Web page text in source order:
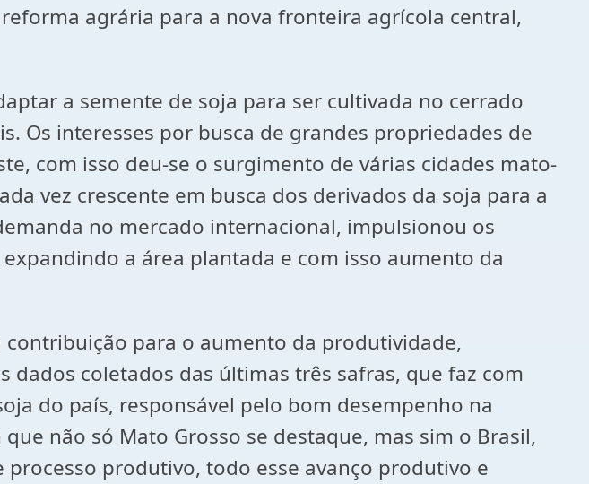
agrária para a nova fronteira agrícola central,
a semente de soja para ser cultivada no cerrado
Os interesses por busca de grandes propriedades de
com isso deu-se o surgimento de várias cidades mato-
vez crescente em busca dos derivados da soja para a
no mercado internacional, impulsionou os
a área plantada e com isso aumento da
para o aumento da produtividade,
coletados das últimas três safras, que faz com
do país, responsável pelo bom desempenho na
não só Mato Grosso se destaque, mas sim o Brasil,
produtivo, todo esse avanço produtivo e